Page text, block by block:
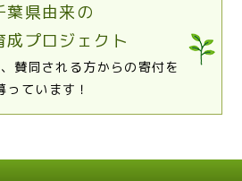
葉県由来の
成プロジェクト
賛同される方からの寄付を
っています！